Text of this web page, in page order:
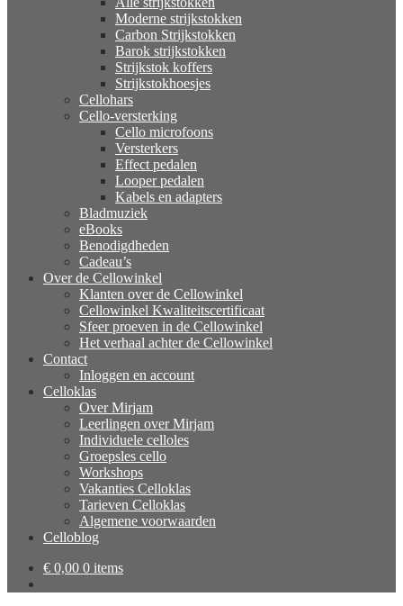
Moderne strijkstokken
Carbon Strijkstokken
Barok strijkstokken
Strijkstok koffers
Strijkstokhoesjes
Cellohars
Cello-versterking
Cello microfoons
Versterkers
Effect pedalen
Looper pedalen
Kabels en adapters
Bladmuziek
eBooks
Benodigdheden
Cadeau’s
Over de Cellowinkel
Klanten over de Cellowinkel
Cellowinkel Kwaliteitscertificaat
Sfeer proeven in de Cellowinkel
Het verhaal achter de Cellowinkel
Contact
Inloggen en account
Celloklas
Over Mirjam
Leerlingen over Mirjam
Individuele celloles
Groepsles cello
Workshops
Vakanties Celloklas
Tarieven Celloklas
Algemene voorwaarden
Celloblog
€ 0,00 0 items